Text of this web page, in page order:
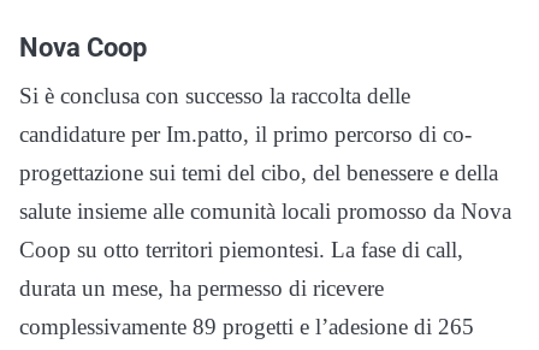
Nova Coop
Si è conclusa con successo la raccolta delle
candidature per Im.patto, il primo percorso di co-
progettazione sui temi del cibo, del benessere e della
salute insieme alle comunità locali promosso da Nova
Coop su otto territori piemontesi. La fase di call,
durata un mese, ha permesso di ricevere
complessivamente 89 progetti e l’adesione di 265